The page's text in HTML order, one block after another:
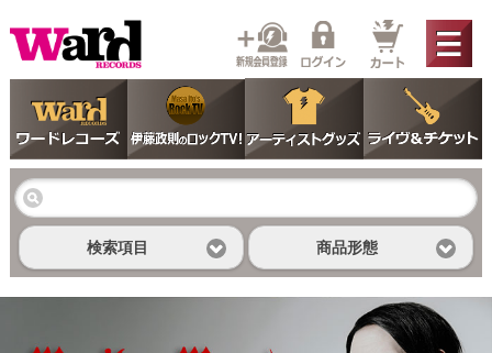
検索項目 商品形態